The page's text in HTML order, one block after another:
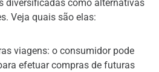
diversificadas como alternativas
Veja quais são elas:
viagens: o consumidor pode
efetuar compras de futuras